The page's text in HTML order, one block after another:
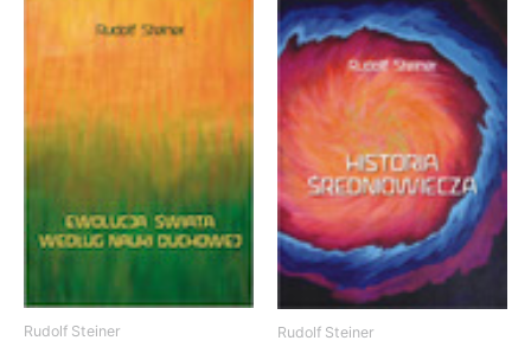
Rudolf Steiner Rudolf Steiner